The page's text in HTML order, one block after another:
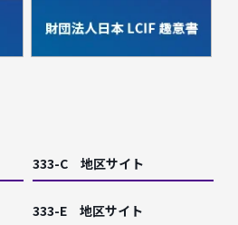
333-C 地区サイト
333-E 地区サイト